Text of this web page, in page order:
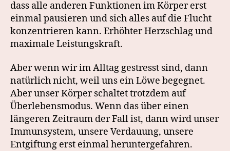
dass alle anderen Funktionen im Körper erst
einmal pausieren und sich alles auf die Flucht
konzentrieren kann. Erhöhter Herzschlag und
maximale Leistungskraft.
Aber wenn wir im Alltag gestresst sind, dann
natürlich nicht, weil uns ein Löwe begegnet.
Aber unser Körper schaltet trotzdem auf
Überlebensmodus. Wenn das über einen
längeren Zeitraum der Fall ist, dann wird unser
Immunsystem, unsere Verdauung, unsere
Entgiftung erst einmal heruntergefahren.